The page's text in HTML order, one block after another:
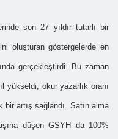
son 27 yıldır tutarlı bir
oluşturan göstergelerde en
gerçekleştirdi. Bu zaman
yükseldi, okur yazarlık oranı
artış sağlandı. Satın alma
düşen GSYH da 100%